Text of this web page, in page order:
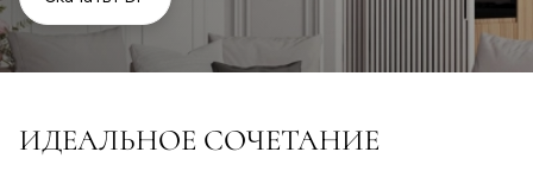
ИДЕАЛЬНОЕ СОЧЕТАНИЕ